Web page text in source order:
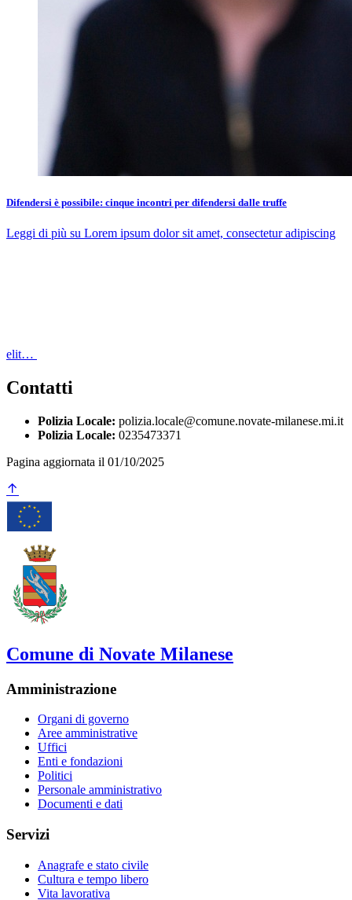
Difendersi è possibile: cinque incontri per difendersi dalle truffe
Leggi di più su Lorem ipsum dolor sit amet, consectetur adipiscing
elit…
Contatti
Polizia Locale: polizia.locale@comune.novate-milanese.mi.it
Polizia Locale: 0235473371
Pagina aggiornata il 01/10/2025
Comune di Novate Milanese
Amministrazione
Organi di governo
Aree amministrative
Uffici
Enti e fondazioni
Politici
Personale amministrativo
Documenti e dati
Servizi
Anagrafe e stato civile
Cultura e tempo libero
Vita lavorativa